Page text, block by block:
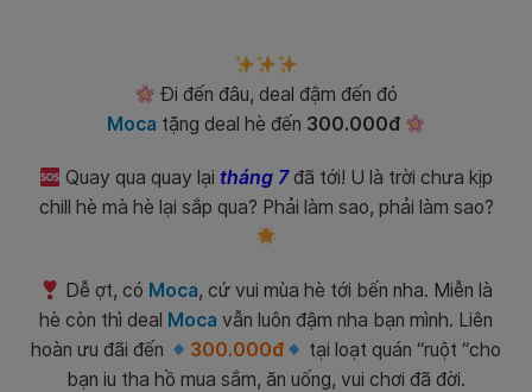
Đi đến đâu, deal đậm đến đó
Moca tặng deal hè đến 300.000đ
Quay qua quay lại tháng 7đã tới! U là trời chưa kịp
chill hè mà hè lại sắp qua? Phải làm sao, phải làm sao?
Dễ ợt, có Moca, cứ vui mùa hè tới bến nha. Miễn là
hè còn thì deal Moca vẫn luôn đậm nha bạn mình. Liên
hoàn ưu đãi đến
300.000đ
tại loạt quán “ruột “cho
bạn iu tha hồ mua sắm, ăn uống, vui chơi đã đời.